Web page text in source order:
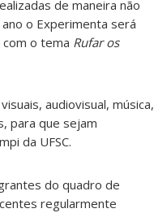
de maneira não
o Experimenta será
com o tema Rufar os
audiovisual, música,
para que sejam
da UFSC.
do quadro de
regularmente